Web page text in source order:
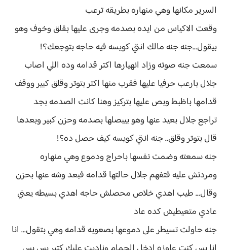
السرير مكانها وهي منهاره بطريقه ترعب
وقعت الاكياس من ايده بصدمه وجرى عليها بقلق وخوف وهو
بيقول...جنه جنه مالك انتي كويسه فيه حاجه بتوجعك؟!
سمعت جنه صوته وزاد انهيارها اكتر قدامه وده اللي اصاب
جلال بارعب حرفيا عليها فقرب منها اكتر بتوتر وقلق كبير ووقف
قدامها باظبط وبص عليها بتركيز وهنا كانت الصدمه بجد
تراجع جلال بعيد عنها وهو بيبصلها بصدمه وحزن كبير وبعدها
قال بتوتر وقلق.. جنه انتي كويسه كيف حصل ده؟!
جنه سمعته وضمت نفسها باحراج ودموع وهي منهاره
ومردتش عليه فتفهم جلال حالتها قدامه فبعد وشه عنها بحزن
وقال... طيب اهدي خلاص محصلش حاجه اهدي بسيطه يعني
عادي متعيطيش كده عاد
جنه حاولت تسيطر على دموعها بصعوبه قدامه وهي بتقول... انا